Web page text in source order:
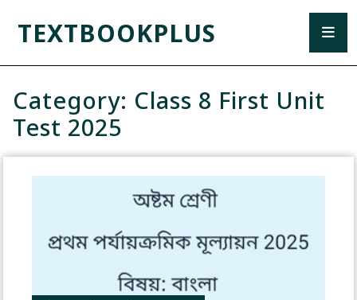
TEXTBOOKPLUS
Category: Class 8 First Unit
Test 2025